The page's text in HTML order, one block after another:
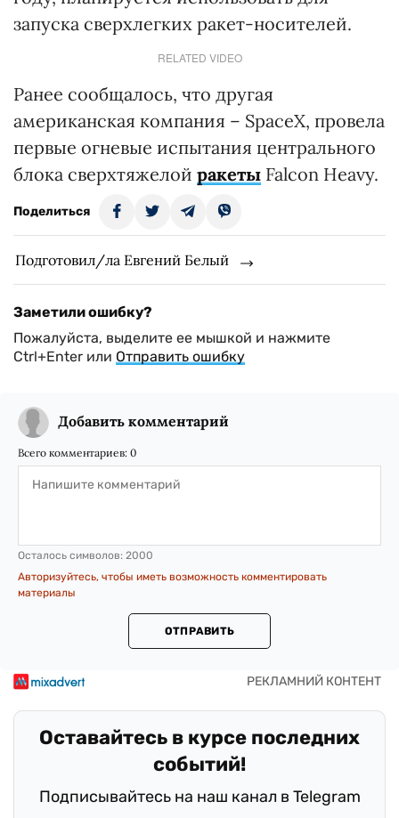
запуска сверхлегких ракет-носителей.
RELATED VIDEO
Ранее сообщалось, что другая
американская компания – SpaceX, провела
первые огневые испытания центрального
блока сверхтяжелой ракеты Falcon Heavy.
Поделиться
Подготовил/ла Евгений Белый
Заметили ошибку?
Пожалуйста, выделите ее мышкой и нажмите
Ctrl+Enter или Отправить ошибку
Добавить комментарий
Всего комментариев: 0
Осталось символов: 2000
Авторизуйтесь, чтобы иметь возможность комментировать
материалы
ОТПРАВИТЬ
Оставайтесь в курсе последних
событий!
Подписывайтесь на наш канал в Telegram